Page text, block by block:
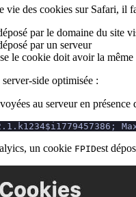
vie des cookies sur Safari, il
par le domaine du site
par un serveur
le cookie doit avoir la
side optimisée :
au serveur en
un cookie FPIDest